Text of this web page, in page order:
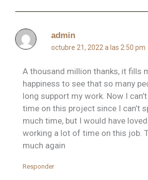
admin
octubre 21, 2022 a las 2:50 pm
A thousand million thanks, it fills
happiness to see that so many
long support my work. Now I
time on this project since I can’t
much time, but I would have
working a lot of time on this job.
much again
Responder